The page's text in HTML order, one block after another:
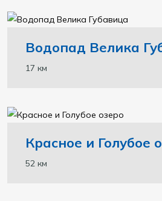
Водопад Велика
17 км
Красное и Голубое
52 км